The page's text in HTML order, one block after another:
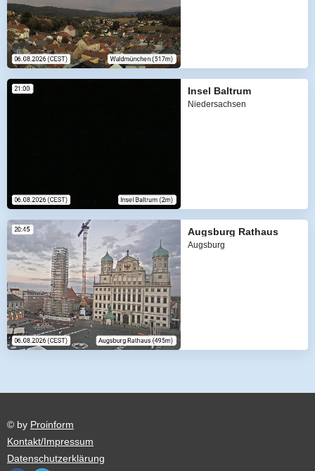
Insel Baltrum
Niedersachsen
Augsburg Rathaus
Augsburg
© by Proinform
Kontakt/Impressum
Datenschutzerklärung